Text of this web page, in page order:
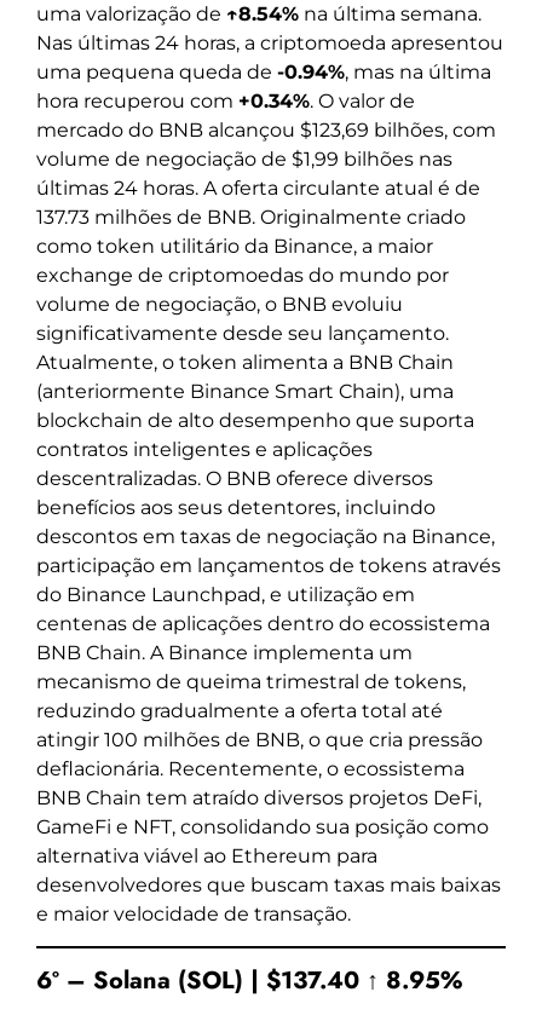
uma valorização de ↑8.54% na última semana.
Nas últimas 24 horas, a criptomoeda apresentou
uma pequena queda de -0.94%, mas na última
hora recuperou com +0.34%. O valor de
mercado do BNB alcançou $123,69 bilhões, com
volume de negociação de $1,99 bilhões nas
últimas 24 horas. A oferta circulante atual é de
137.73 milhões de BNB. Originalmente criado
como token utilitário da Binance, a maior
exchange de criptomoedas do mundo por
volume de negociação, o BNB evoluiu
significativamente desde seu lançamento.
Atualmente, o token alimenta a BNB Chain
(anteriormente Binance Smart Chain), uma
blockchain de alto desempenho que suporta
contratos inteligentes e aplicações
descentralizadas. O BNB oferece diversos
benefícios aos seus detentores, incluindo
descontos em taxas de negociação na Binance,
participação em lançamentos de tokens através
do Binance Launchpad, e utilização em
centenas de aplicações dentro do ecossistema
BNB Chain. A Binance implementa um
mecanismo de queima trimestral de tokens,
reduzindo gradualmente a oferta total até
atingir 100 milhões de BNB, o que cria pressão
deflacionária. Recentemente, o ecossistema
BNB Chain tem atraído diversos projetos DeFi,
GameFi e NFT, consolidando sua posição como
alternativa viável ao Ethereum para
desenvolvedores que buscam taxas mais baixas
e maior velocidade de transação.
6º – Solana (SOL) | $137.40 ↑ 8.95%